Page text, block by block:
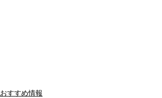
おすすめ情報